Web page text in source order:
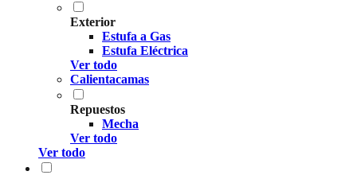
Exterior
Estufa a Gas
Estufa Eléctrica
Ver todo
Calientacamas
Repuestos
Mecha
Ver todo
Ver todo